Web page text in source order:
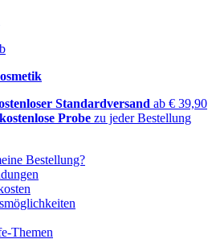
Standardversand ab € 39,90
Probe zu jeder Bestellung
Bestellung?
Themen